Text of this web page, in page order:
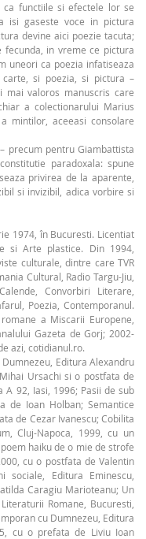
functiile si efectele lor se
isi gaseste voce in pictura
devine aici poezie tacuta;
in vreme ce pictura
uneori ca poezia infatiseaza
si poezia, si pictura –
mai valoros manuscris care
a colectionarului Marius
mintilor, aceeasi consolare
precum pentru Giambattista
paradoxala: spune
privirea de la aparente,
si invizibil, adica vorbire si
1974, în Bucuresti. Licentiat
si Arte plastice. Din 1994,
culturale, dintre care TVR
Cultural, Radio Targu-Jiu,
Convorbiri Literare,
Poezia, Contemporanul.
a Miscarii Europene,
Gazeta de Gorj; 2002-
azi, cotidianul.ro.
Editura Alexandru
Ursachi si o postfata de
92, Iasi, 1996; Pasii de sub
de Ioan Holban; Semantice
de Cezar Ivanescu; Cobilita
Cluj-Napoca, 1999, cu un
haiku de o mie de strofe
cu o postfata de Valentin
Editura Eminescu,
Caragiu Marioteanu; Un
Romane, Bucuresti,
cu Dumnezeu, Editura
cu o prefata de Liviu Ioan